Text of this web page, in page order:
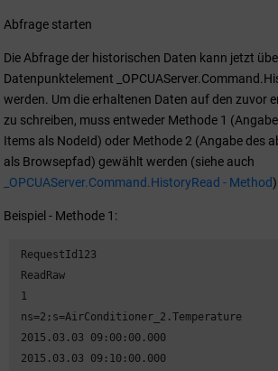
Abfrage starten
Die Abfrage der historischen Daten kann jetzt
Datenpunktelement
werden. Um die erhaltenen Daten auf den zuvor
zu schreiben, muss entweder Methode 1
Items als NodeId) oder Methode 2 (Angabe des
als Browsepfad) gewählt werden (siehe auch
_OPCUAServer.Command.HistoryRead - Method).
Beispiel - Methode 1:
RequestId123
ReadRaw
1
ns=2;s=AirConditioner_2.Temperature
2015.03.03 09:00:00.000
2015.03.03 09:10:00.000